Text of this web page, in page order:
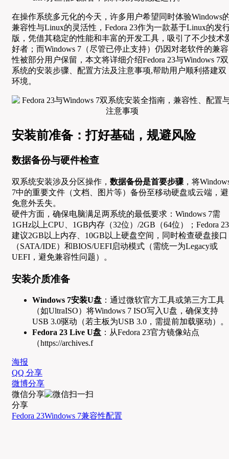
在操作系统多元化的今天，许多用户希望同时体验Windows
兼容性与Linux的灵活性，Fedora 23作为一款基于Linux的发
版，凭借其稳定的性能和丰富的开发工具，吸引了不少技术
好者；而Windows 7（尽管已停止支持）仍因对老软件的兼容
性被部分用户保留，本文将详细介绍Fedora 23与Windows 7双
系统的安装步骤、配置方法及注意事项,帮助用户顺利搭建双
环境。
安装前准备：打好基础，规避风险
数据备份与硬件检查
双系统安装涉及分区操作， 数据备份是首要步骤 ，将
7中的重要文件（文档、图片等）备份至移动硬盘或云端，避
免意外丢失。
硬件方面，确保电脑满足两系统的最低要求：Windows 7需
1GHz以上CPU、1GB内存（32位）/2GB（64位）；Fedora 23
建议2GB以上内存、10GB以上硬盘空间，同时检查硬盘接口
（SATA/IDE）和BIOS/UEFI启动模式（需统一为Legacy或
UEFI，避免兼容性问题）。
安装介质准备
Windows 7安装U盘 ：通过微软官方工具或第三方工具
（如UltraISO）将Windows 7 ISO写入U盘，确保支持
USB 3.0驱动（若主板为USB 3.0，需提前加载驱动）。
Fedora 23 Live U盘 ：从Fedora 23官方镜像站点
（https://archives.f
海报
QQ 分享
微博分享
微信分享
分享
Fedora 23Windows 7兼容性配置